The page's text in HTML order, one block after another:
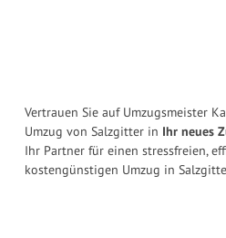
Vertrauen Sie auf Umzugsmeister
Umzug von Salzgitter in Ihr neues
Ihr Partner für einen stressfreien,
kostengünstigen Umzug in